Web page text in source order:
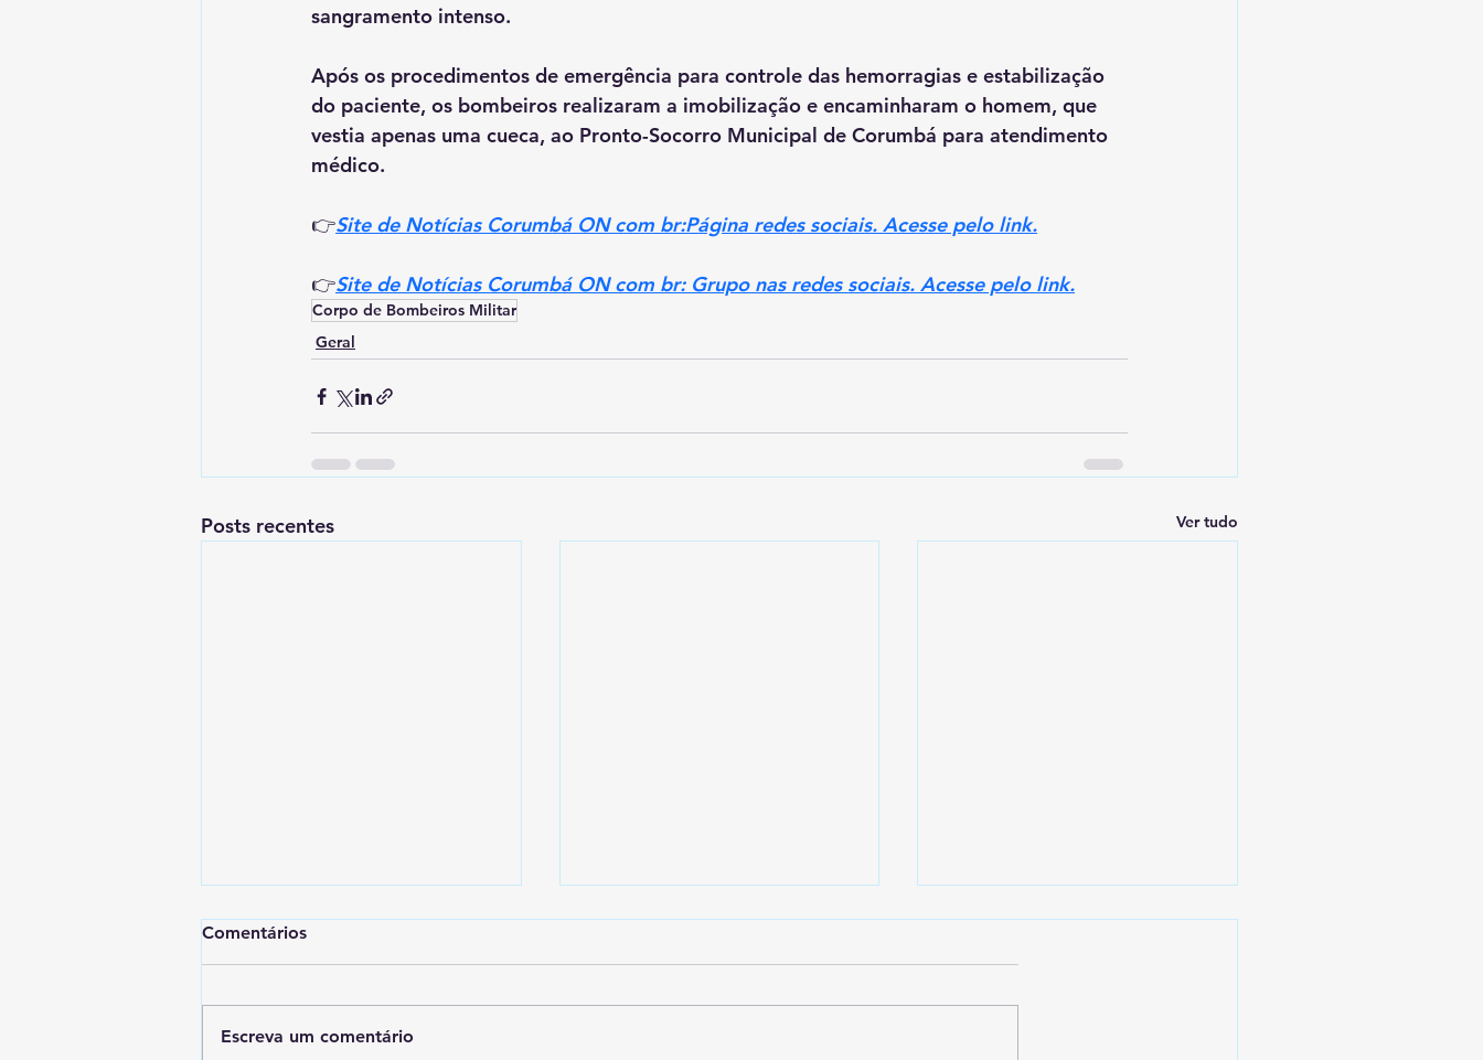
sangramento intenso.
Após os procedimentos de emergência para controle das hemorragias e estabilização
do paciente, os bombeiros realizaram a imobilização e encaminharam o homem, que
vestia apenas uma cueca, ao Pronto-Socorro Municipal de Corumbá para atendimento
médico.
👉Site de Notícias Corumbá ON com br:Página redes sociais. Acesse pelo link.
👉Site de Notícias Corumbá ON com br: Grupo nas redes sociais. Acesse pelo link.
Corpo de Bombeiros Militar
Geral
Posts recentes Ver tudo
Comentários
Escreva um comentário